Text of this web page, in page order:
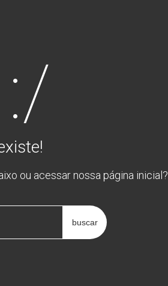
ou acessar nossa página inicial?